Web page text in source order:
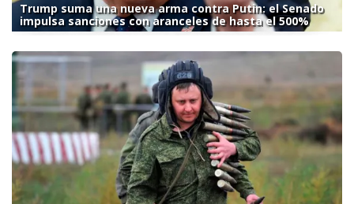
Trump suma una nueva arma contra Putin: el Senado
impulsa sanciones con aranceles de hasta el 500%